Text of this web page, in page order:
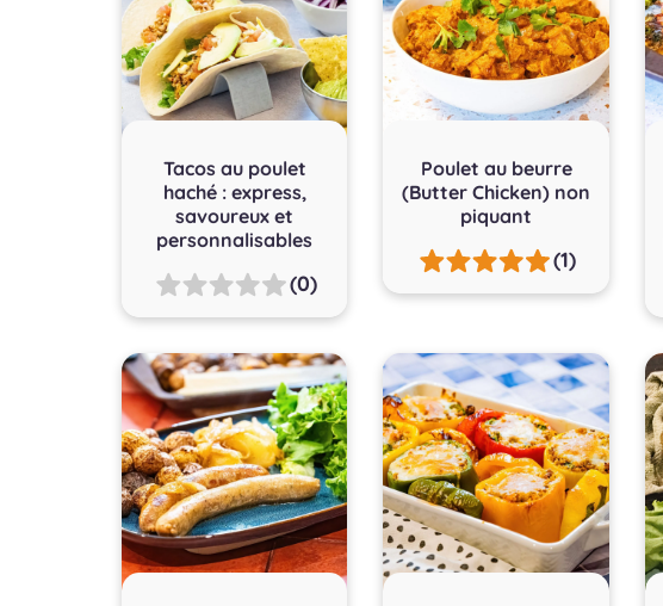
Tacos au poulet
haché : express,
savoureux et
personnalisables
(0)
Poulet au beurre
(Butter Chicken) non
piquant
(1)